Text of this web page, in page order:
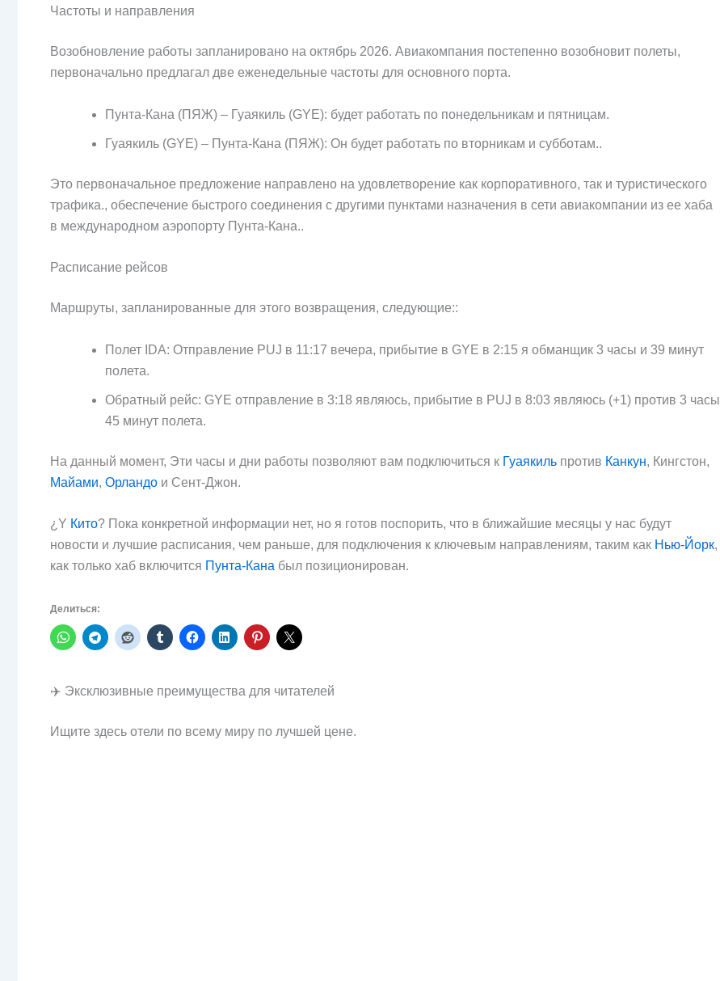
Частоты и направления
Возобновление работы запланировано на октябрь 2026. Авиакомпания постепенно возобновит полеты,
первоначально предлагал две еженедельные частоты для основного порта.
Пунта-Кана (ПЯЖ) – Гуаякиль (GYE): будет работать по понедельникам и пятницам.
Гуаякиль (GYE) – Пунта-Кана (ПЯЖ): Он будет работать по вторникам и субботам..
Это первоначальное предложение направлено на удовлетворение как корпоративного, так и туристического
трафика., обеспечение быстрого соединения с другими пунктами назначения в сети авиакомпании из ее хаба
в международном аэропорту Пунта-Кана..
Расписание рейсов
Маршруты, запланированные для этого возвращения, следующие::
Полет IDA: Отправление PUJ в 11:17 вечера, прибытие в GYE в 2:15 я обманщик 3 часы и 39 минут
полета.
Обратный рейс: GYE отправление в 3:18 являюсь, прибытие в PUJ в 8:03 являюсь (+1) против 3 часы
45 минут полета.
На данный момент, Эти часы и дни работы позволяют вам подключиться к Гуаякиль против Канкун, Кингстон,
Майами, Орландо и Сент-Джон.
¿Y Кито? Пока конкретной информации нет, но я готов поспорить, что в ближайшие месяцы у нас будут
новости и лучшие расписания, чем раньше, для подключения к ключевым направлениям, таким как Нью-Йорк,
как только хаб включится Пунта-Кана был позиционирован.
Делиться:
✈️ Эксклюзивные преимущества для читателей
Ищите здесь отели по всему миру по лучшей цене.